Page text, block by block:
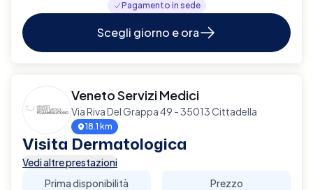
Pagamento in sede
Scegli giorno e ora
Veneto Servizi Medici
Via Riva Del Grappa 49 - 35013 Cittadella
18.1 km
Visita Dermatologica
Vedi altre prestazioni
Prima disponibilità
Prezzo